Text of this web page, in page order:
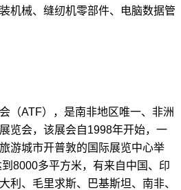
机械、缝纫机零部件、电脑数据管
（ATF），是南非地区唯一、非洲
览会，该展会自1998年开始，一
游城市开普敦的国际展览中心举
8000多平方米，有来自中国、印
利、毛里求斯、巴基斯坦、南非、